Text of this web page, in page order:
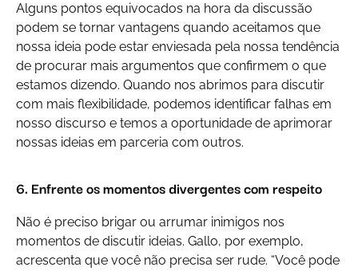
Alguns pontos equivocados na hora da discussão
podem se tornar vantagens quando aceitamos que
nossa ideia pode estar enviesada pela nossa tendência
de procurar mais argumentos que confirmem o que
estamos dizendo. Quando nos abrimos para discutir
com mais flexibilidade, podemos identificar falhas em
nosso discurso e temos a oportunidade de aprimorar
nossas ideias em parceria com outros.
6. Enfrente os momentos divergentes com respeito
Não é preciso brigar ou arrumar inimigos nos
momentos de discutir ideias. Gallo, por exemplo,
acrescenta que você não precisa ser rude. “Você pode